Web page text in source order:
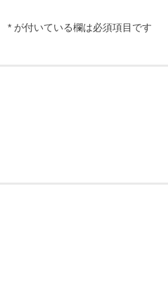
* が付いている欄は必須項目です